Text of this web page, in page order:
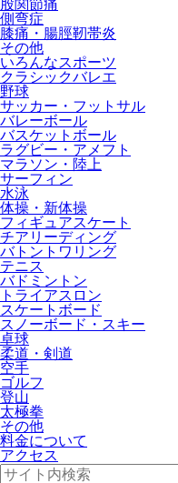
股関節痛
側弯症
膝痛・腸脛靭帯炎
その他
いろんなスポーツ
クラシックバレエ
野球
サッカー・フットサル
バレーボール
バスケットボール
ラグビー・アメフト
マラソン・陸上
サーフィン
水泳
体操・新体操
フィギュアスケート
チアリーディング
バトントワリング
テニス
バドミントン
トライアスロン
スケートボード
スノーボード・スキー
卓球
柔道・剣道
空手
ゴルフ
登山
太極拳
その他
料金について
アクセス